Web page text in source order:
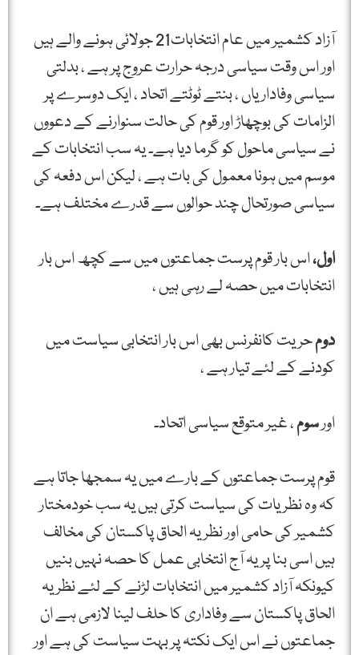
آزاد کشمیر میں عام انتخابات21 جولائی ہونے والے ہیں
اور اس وقت سیاسی درجہ حرارت عروج پر ہے ، بدلتی
سیاسی وفاداریاں ، بنتے ٹوٹتے اتحاد ، ایک دوسرے پر
الزامات کی بوچھاڑ اور قوم کی حالت سنوارنے کے دعووں
نے سیاسی ماحول کو گرما دیا ہے۔ یہ سب انتخابات کے
موسم میں ہونا معمول کی بات ہے ، لیکن اس دفعہ کی
سیاسی صورتحال چند حوالوں سے قدرے مختلف ہے۔
اول،اس بار قوم پرست جماعتوں میں سے کچھ اس بار
انتخابات میں حصہ لے رہی ہیں ،
دومحریت کانفرنس بھی اس بار انتخابی سیاست میں
کودنے کے لئے تیار ہے ،
اورسوم، غیر متوقع سیاسی اتحاد۔
قوم پرست جماعتوں کے بارے میں یہ سمجھا جاتا ہے
کہ وہ نظریات کی سیاست کرتی ہیں یہ سب خودمختار
کشمیر کی حامی اور نظریہ الحاق پاکستان کی مخالف
ہیں اسی بنا پر یہ آج انتخابی عمل کا حصہ نہیں بنیں
کیونکہ آزاد کشمیر میں انتخابات لڑنے کے لئے نظریہ
الحاق پاکستان سے وفاداری کا حلف لینا لازمی ہے ان
جماعتوں نے اس ایک نکتہ پر بہت سیاست کی ہے اور